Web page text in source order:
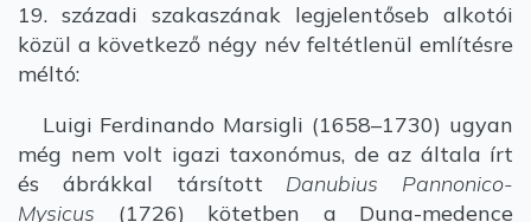
19. századi szakaszának legjelentőseb alkotói
közül a következő négy név feltétlenül említésre
méltó:
Luigi Ferdinando Marsigli (1658–1730) ugyan
még nem volt igazi taxonómus, de az általa írt
és ábrákkal társított Danubius Pannonico-
Mysicus (1726) kötetben a Duna-medence